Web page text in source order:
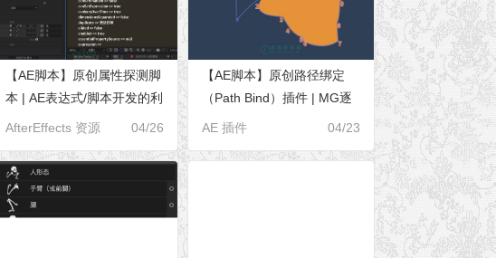
【AE脚本】原创属性探测脚
本 | AE表达式/脚本开发的利
器
AfterEffects 资源 04/26
【AE脚本】原创路径绑定
（Path Bind）插件 | MG逐
帧绘制动画制作利器
AE 插件 04/23